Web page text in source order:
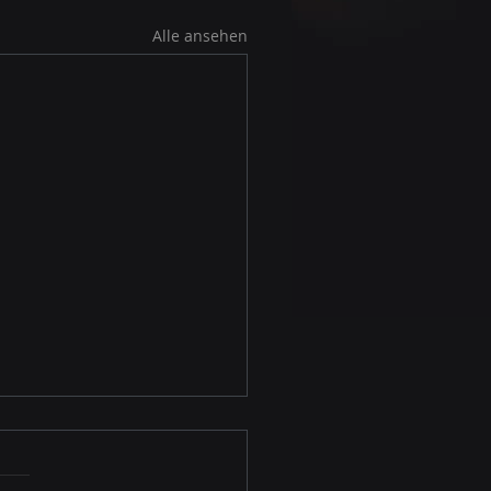
Alle ansehen
⭐⭐⭐⭐⭐